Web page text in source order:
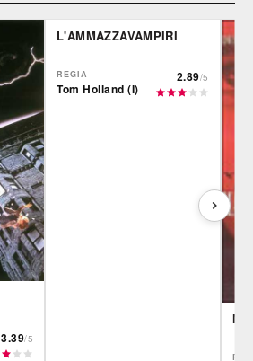
3.39/5
L'AMMAZZAVAMPIRI
REGIA
Tom Holland (I)
2.89/5